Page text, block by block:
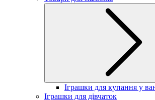
Іграшки для купання у
Іграшки для дівчаток